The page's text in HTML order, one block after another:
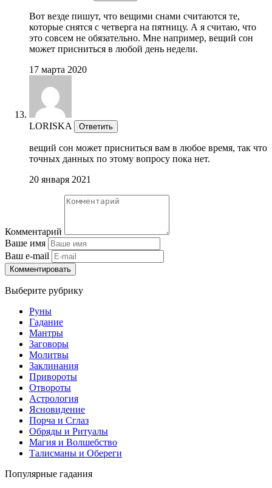
Вот везде пишут, что вещими снами считаются те,
которые снятся с четверга на пятницу. А я считаю, что
это совсем не обязательно. Мне например, вещий сон
может присниться в любой день недели.
17 марта 2020
LORISKA Ответить
вещий сон может присниться вам в любое время, так что
точных данных по этому вопросу пока нет.
20 января 2021
Комментарий
Ваше имя
Ваш e-mail
Комментировать
Выберите рубрику
Руны
Гадание
Мантры
Заговоры
Молитвы
Заклинания
Привороты
Отвороты
Астрология
Ясновидение
Порча и Сглаз
Обряды и Ритуалы
Магия и Волшебство
Талисманы и Обереги
Популярные гадания